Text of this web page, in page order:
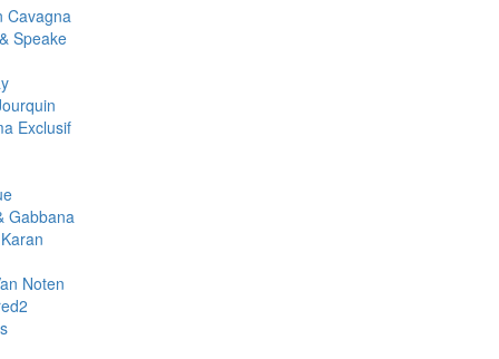
Cavagna
Speake
Exclusif
Gabbana
Noten